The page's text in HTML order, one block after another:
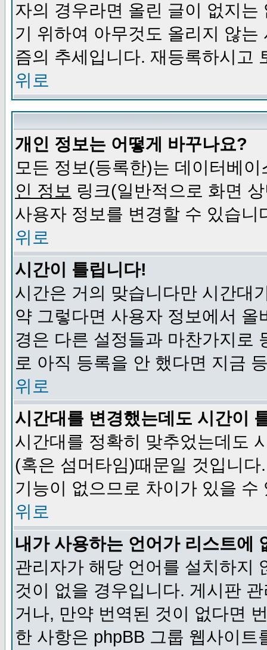
자의 경우라면 올린 글이 없지
기 위하여 아무것도 올리지 않
즘의 추세입니다. 재등록하시고
위로
개인 정보는 어떻게 바꾸나요?
모든 정보(등록한)는 데이터베
인 정보 링크(일반적으로 화면
사용자 정보를 변경할 수 있습니
위로
시간이 틀립니다!
시간은 거의 맞습니다만 시간대
약 그렇다면 사용자 정보에서
경은 다른 설정들과 마찬가지로
로 아직 등록을 안 했다면 지금
위로
시간대를 변경했는데도 시간이
시간대를 정확히 맞추었는데도
(혹은 섬머타임)때문일 것입니
기능이 없으므로 차이가 있을 수
위로
내가 사용하는 언어가 리스트에
관리자가 해당 언어를 설치하지
것이 없을 경우입니다. 게시판
거나, 만약 번역된 것이 없다면
한 사항은 phpBB 그룹 웹사이